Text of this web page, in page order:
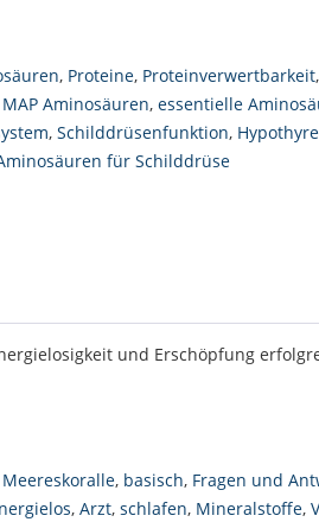
, Proteine, Proteinverwertbarkeit,
MAP Aminosäuren, essentielle
, Schilddrüsenfunktion,
für Schilddrüse
und Erschöpfung
Meereskoralle, basisch, Fragen und
, Arzt, schlafen, Mineralstoffe,